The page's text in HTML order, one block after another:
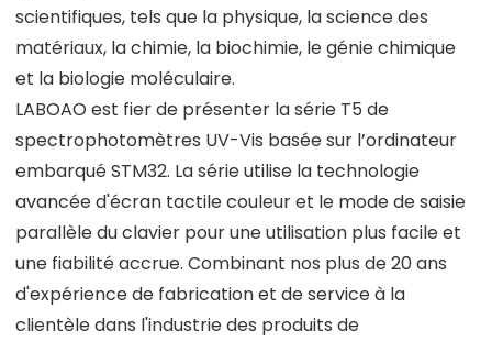
scientifiques, tels que la physique, la science des
matériaux, la chimie, la biochimie, le génie chimique
et la biologie moléculaire.
LABOAO est fier de présenter la série T5 de
spectrophotomètres UV-Vis basée sur l’ordinateur
embarqué STM32. La série utilise la technologie
avancée d'écran tactile couleur et le mode de saisie
parallèle du clavier pour une utilisation plus facile et
une fiabilité accrue. Combinant nos plus de 20 ans
d'expérience de fabrication et de service à la
clientèle dans l'industrie des produits de